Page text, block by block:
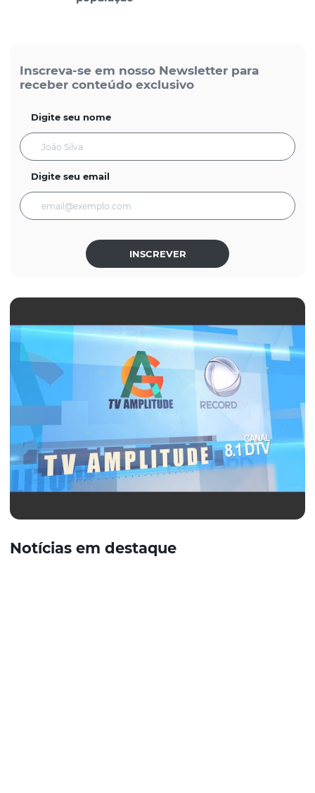
Inscreva-se em nosso Newsletter para
receber conteúdo exclusivo
Digite seu nome
Digite seu email
INSCREVER
Notícias em destaque